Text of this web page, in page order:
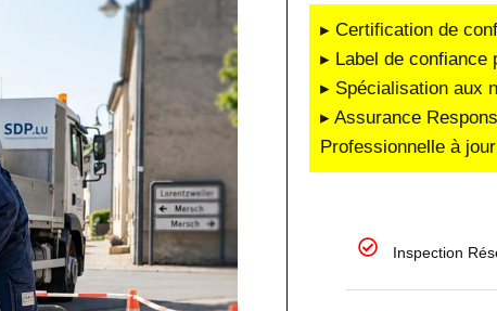
▸ Certification de
▸ Label de confiance
▸ Spécialisation aux
▸ Assurance
Professionnelle à jour
Inspection